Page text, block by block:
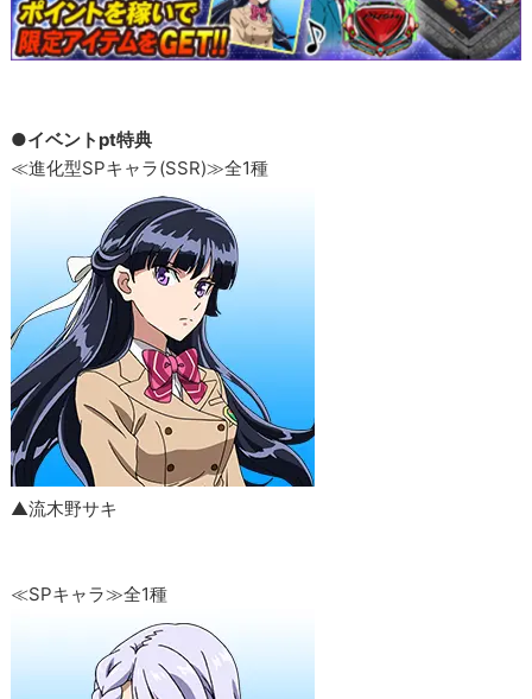
●イベントpt特典
≪進化型SPキャラ(SSR)≫全1種
▲流木野サキ
≪SPキャラ≫全1種